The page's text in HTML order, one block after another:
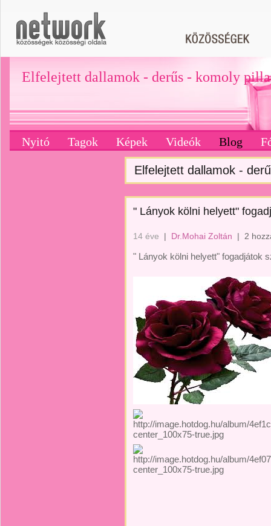
Elfelejtett dallamok - derűs - komoly
Nyitó Tagok Képek Videók Blog
Elfelejtett dallamok -
" Lányok kölni helyett"
14 éve | Dr.Mohai Zoltán | 2
" Lányok kölni helyett" fogadjátok